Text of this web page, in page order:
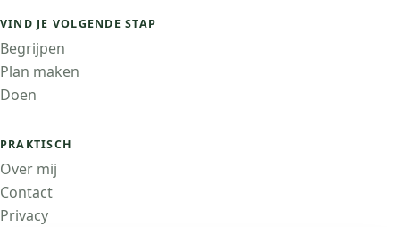
VIND JE VOLGENDE STAP
Begrijpen
Plan maken
Doen
PRAKTISCH
Over mij
Contact
Privacy